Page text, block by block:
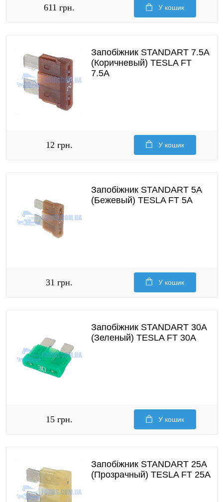
611 грн. У кошик
Запобіжник STANDART 7.5A
(Коричневый) TESLA FT
7.5A
12 грн. У кошик
Запобіжник STANDART 5A
(Бежевый) TESLA FT 5A
31 грн. У кошик
Запобіжник STANDART 30A
(Зеленый) TESLA FT 30A
15 грн. У кошик
Запобіжник STANDART 25A
(Прозрачный) TESLA FT 25A